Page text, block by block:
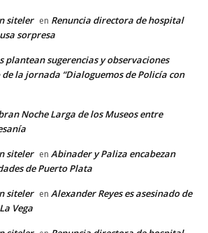
siteler en Renuncia directora de hospital
sorpresa
plantean sugerencias y observaciones
la jornada “Dialoguemos de Policía con
Noche Larga de los Museos entre
siteler en Abinader y Paliza encabezan
de Puerto Plata
siteler en Alexander Reyes es asesinado de
Vega